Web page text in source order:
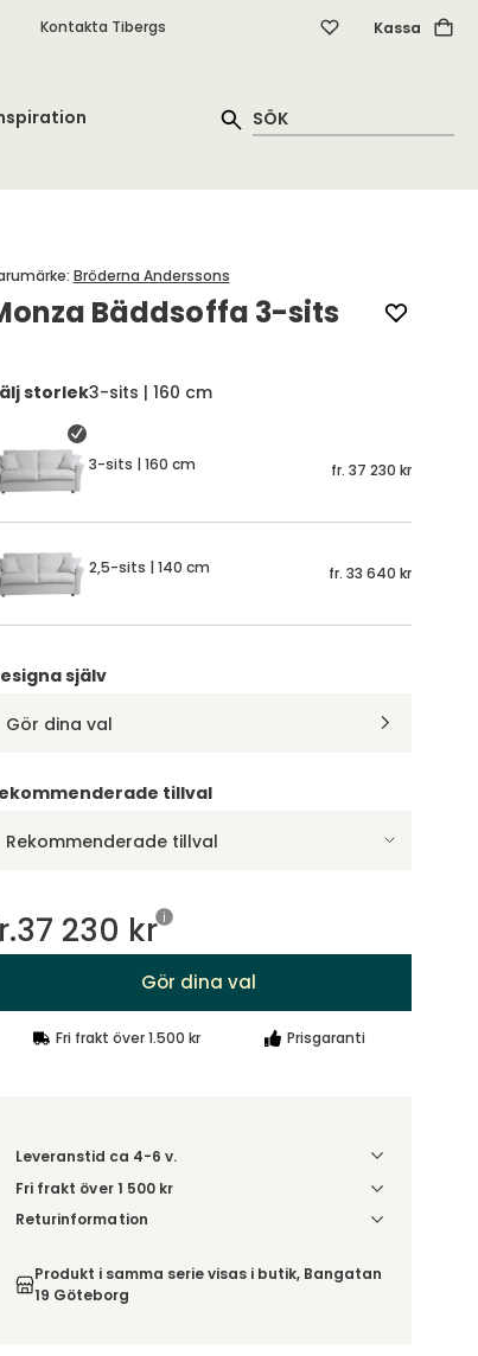
Kontakta Tibergs Kassa
Bäddsoffa 3-sits
: Bröderna Anderssons
storlek3-sits | 160 cm
3-sits | 160 cm fr. 37 230 kr
2,5-sits | 140 cm fr. 33 640 kr
själv
Gör dina val
tillval
Rekommenderade tillval
37 230 kr
Gör dina val
Fri frakt över 1.500 kr Prisgaranti
Leveranstid ca 4-6 v.
Fri frakt över 1 500 kr
Välj utförande via 'Gör dina val' för
Returinformation
omfattas därför inte av ångerrätten.
Produkt i samma serie visas i butik, Bangatan
19 Göteborg